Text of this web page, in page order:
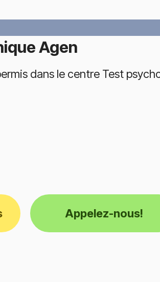
Agen
dans le centre Test
Appelez-nous!